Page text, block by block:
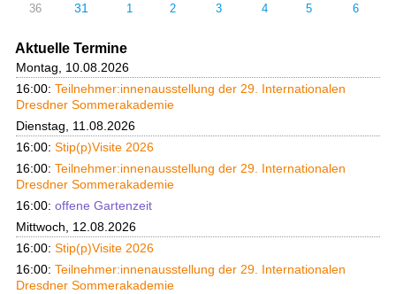
36 31 1 2 3 4 5 6
Aktuelle Termine
Montag, 10.08.2026
16:00: Teilnehmer:innenausstellung der 29. Internationalen
Dresdner Sommerakademie
Dienstag, 11.08.2026
16:00: Stip(p)Visite 2026
16:00: Teilnehmer:innenausstellung der 29. Internationalen
Dresdner Sommerakademie
16:00: offene Gartenzeit
Mittwoch, 12.08.2026
16:00: Stip(p)Visite 2026
16:00: Teilnehmer:innenausstellung der 29. Internationalen
Dresdner Sommerakademie